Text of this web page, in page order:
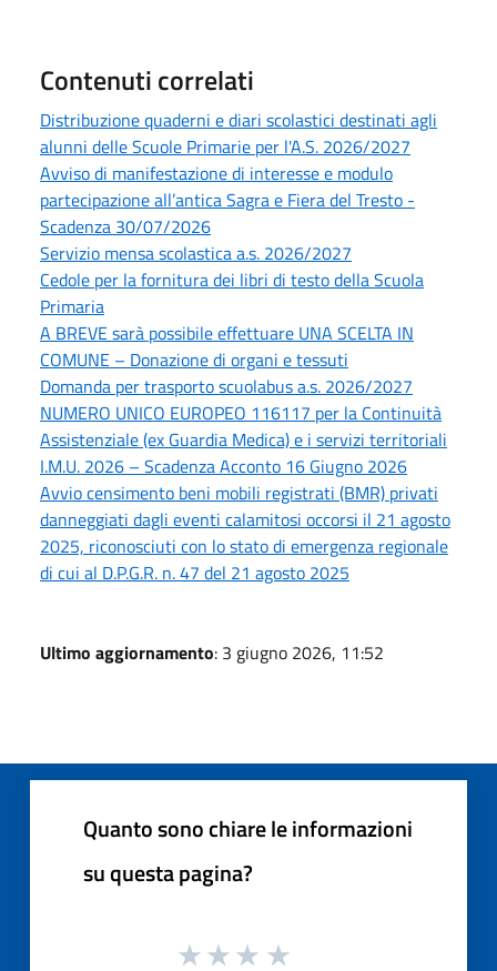
Contenuti correlati
Distribuzione quaderni e diari scolastici destinati agli
alunni delle Scuole Primarie per l'A.S. 2026/2027
Avviso di manifestazione di interesse e modulo
partecipazione all’antica Sagra e Fiera del Tresto -
Scadenza 30/07/2026
Servizio mensa scolastica a.s. 2026/2027
Cedole per la fornitura dei libri di testo della Scuola
Primaria
A BREVE sarà possibile effettuare UNA SCELTA IN
COMUNE – Donazione di organi e tessuti
Domanda per trasporto scuolabus a.s. 2026/2027
NUMERO UNICO EUROPEO 116117 per la Continuità
Assistenziale (ex Guardia Medica) e i servizi territoriali
I.M.U. 2026 – Scadenza Acconto 16 Giugno 2026
Avvio censimento beni mobili registrati (BMR) privati
danneggiati dagli eventi calamitosi occorsi il 21 agosto
2025, riconosciuti con lo stato di emergenza regionale
di cui al D.P.G.R. n. 47 del 21 agosto 2025
Ultimo aggiornamento: 3 giugno 2026, 11:52
Quanto sono chiare le informazioni
su questa pagina?